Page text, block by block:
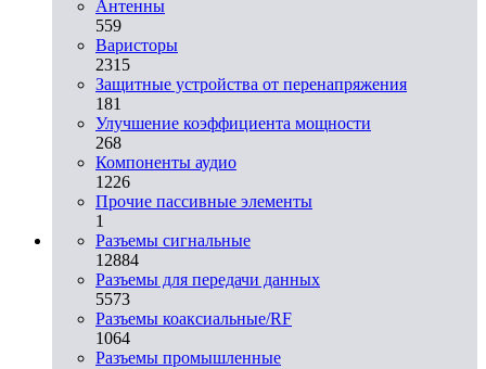
Антенны
559
Варисторы
2315
Защитные устройства от перенапряжения
181
Улучшение коэффициента мощности
268
Компоненты аудио
1226
Прочие пассивные элементы
1
Разъeмы сигнальные
12884
Разъeмы для передачи данных
5573
Разъeмы коаксиальные/RF
1064
Разъeмы промышленные